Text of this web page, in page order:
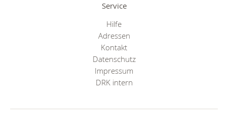
Service
Hilfe
Adressen
Kontakt
Datenschutz
Impressum
DRK intern